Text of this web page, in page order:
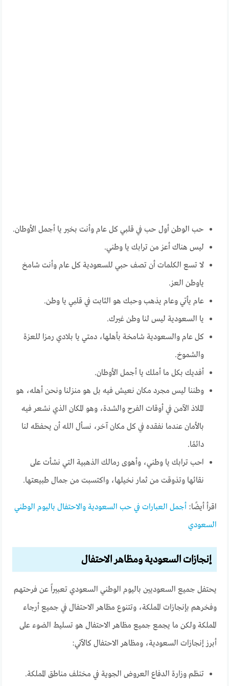
حب الوطن أول حب في قلبي كل عام وأنت بخير يا أجمل الأوطان.
ليس هناك أعز من ترابك يا وطني.
لا تسع الكلمات أن تصف حبي للسعودية كل عام وأنت شامخ
ياوطن العز.
عام يأتي وعام يذهب وحبك هو الثابت في قلبي يا وطن.
يا السعودية ليس لنا وطن غيرك.
كل عام والسعودية شامخة بأهلها، دمتي يا بلادي رمزا للعزة
والشموخ.
أفديك بكل ما أملك يا أجمل الأوطان.
وطننا ليس مجرد مكان نعيش فيه بل هو منزلنا ونحن أهله، هو
الملاذ الآمن في أوقات الفرح والشدة، وهو المكان الذي نشعر فيه
بالأمان عندما نفقده في كل مكان آخر، نسأل الله أن يحفظه لنا
دائمًا.
احب ترابك يا وطني، وأهوى رمالك الذهبية التي نشأت على
نقائها وتذوقت من ثمار نخيلها، واكتسبت من جمال طبيعتها.
اقرأ أيضًا: أجمل العبارات في حب السعودية والاحتفال باليوم الوطني
السعودي
إنجازات السعودية ومظاهر الاحتفال
يحتفل جميع السعوديين باليوم الوطني السعودي تعبيراً عن فرحتهم
وفخرهم بإنجازات المملكة، وتتنوع مظاهر الاحتفال في جميع أرجاء
المملكة ولكن ما يجمع جميع مظاهر الاحتفال هو تسليط الضوء على
أبرز إنجازات السعودية، ومظاهر الاحتفال كالآتي:
تنظم وزارة الدفاع العروض الجوية في مختلف مناطق المملكة.